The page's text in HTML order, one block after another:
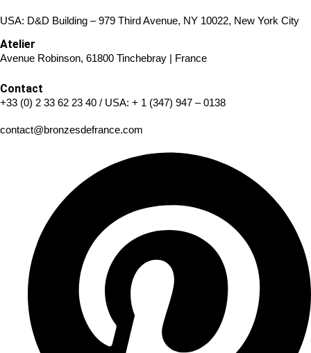
USA: D&D Building – 979 Third Avenue, NY 10022, New York City
Atelier
Avenue Robinson, 61800 Tinchebray | France
Contact
+33 (0) 2 33 62 23 40 / USA: + 1 (347) 947 – 0138
contact@bronzesdefrance.com